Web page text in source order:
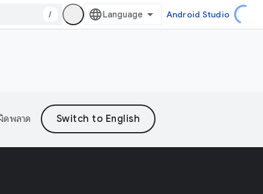
/ Android Studio
ดพลาด